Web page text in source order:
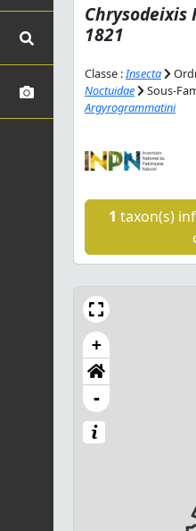
Chrysodeixis
1821
Classe :Insecta
Noctuidae
Sous-
Argyrogrammatini
1 taxon(s)
+
-